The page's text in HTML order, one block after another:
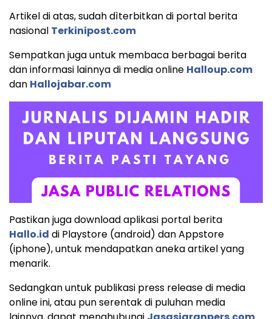
Artikel di atas, sudah dìterbitkan di portal berita
nasional Terkinipost.com
Sempatkan juga untuk membaca berbagai berita
dan informasi lainnya di media online Halloup.com
dan Hallojabar.com
Pastikan juga download aplikasi portal berita
Hallo.id di Playstore (android) dan Appstore
(iphone), untuk mendapatkan aneka artikel yang
menarik.
Sedangkan untuk publikasi press release di media
online ini, atau pun serentak di puluhan media